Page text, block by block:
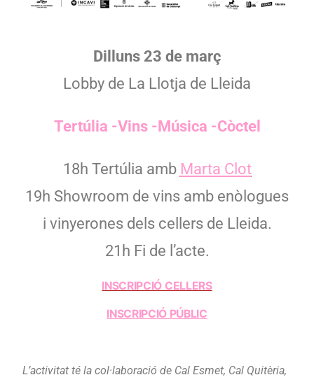
Dilluns 23 de març
Lobby de La Llotja de Lleida
Tertúlia -Vins -Música -Còctel
18h Tertúlia amb Marta Clot
19h Showroom de vins amb enòlogues
i vinyerones dels cellers de Lleida.
21h Fi de l’acte.
INSCRIPCIÓ CELLERS
INSCRIPCIÓ PÚBLIC
L’activitat té la col·laboració de Cal Esmet, Cal Quitèria,